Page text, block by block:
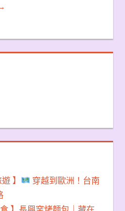
】
穿越到歐洲！台南